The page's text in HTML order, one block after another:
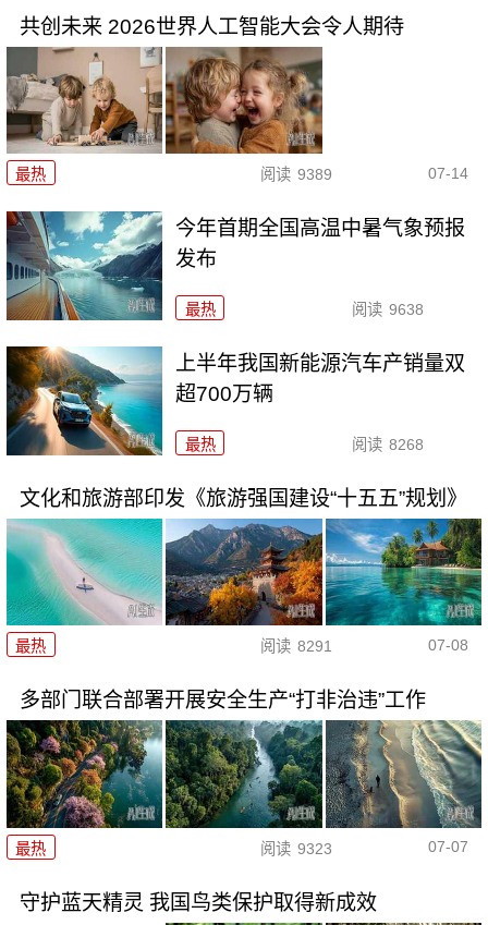
共创未来 2026世界人工智能大会令人期待
最热 阅读 9389 07-14
今年首期全国高温中暑气象预报
发布
最热 阅读 9638
上半年我国新能源汽车产销量双
超700万辆
最热 阅读 8268
文化和旅游部印发《旅游强国建设“十五五”规划》
最热 阅读 8291 07-08
多部门联合部署开展安全生产“打非治违”工作
最热 阅读 9323 07-07
守护蓝天精灵 我国鸟类保护取得新成效